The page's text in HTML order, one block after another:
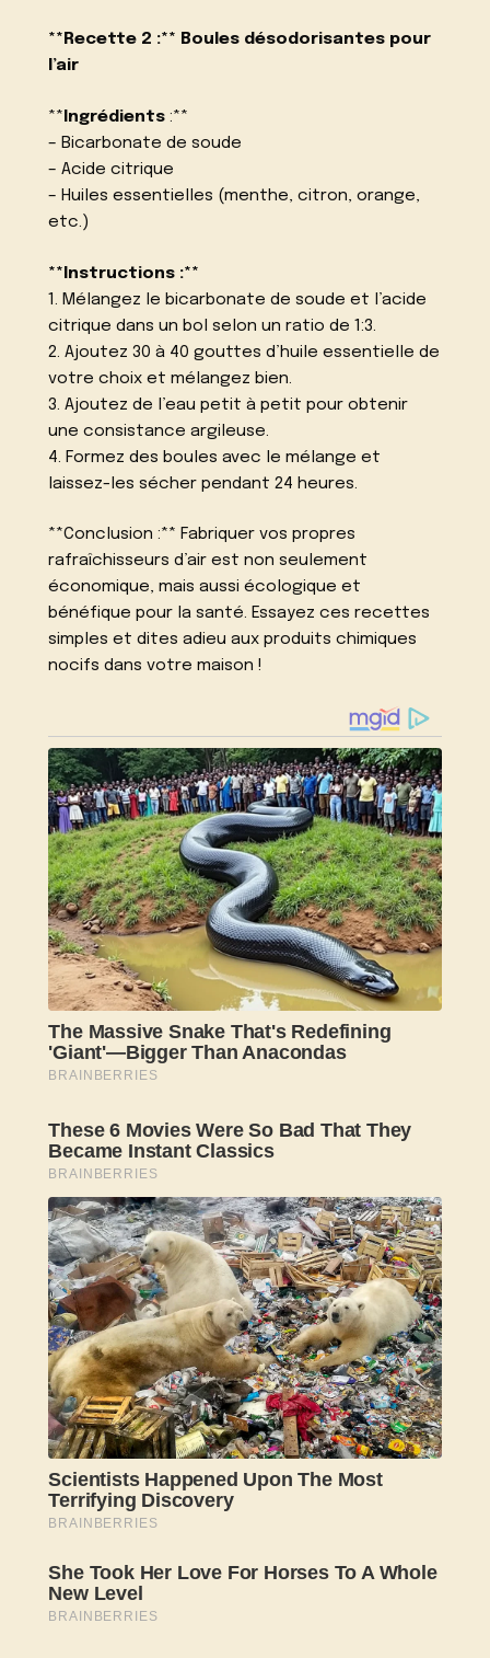
**Recette 2 :** Boules désodorisantes pour
l’air
** Ingrédients :**
– Bicarbonate de soude
– Acide citrique
– Huiles essentielles (menthe, citron, orange,
etc.)
**Instructions :**
1. Mélangez le bicarbonate de soude et l’acide
citrique dans un bol selon un ratio de 1:3.
2. Ajoutez 30 à 40 gouttes d’huile essentielle de
votre choix et mélangez bien.
3. Ajoutez de l’eau petit à petit pour obtenir
une consistance argileuse.
4. Formez des boules avec le mélange et
laissez-les sécher pendant 24 heures.
**Conclusion :** Fabriquer vos propres
rafraîchisseurs d’air est non seulement
économique, mais aussi écologique et
bénéfique pour la santé. Essayez ces recettes
simples et dites adieu aux produits chimiques
nocifs dans votre maison !